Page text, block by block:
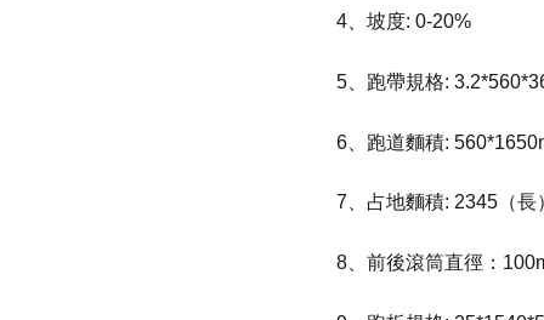
4、坡度: 0-20%
5、跑帶規格:
6、跑道麵積:
7、占地麵積: 2345（
8、前後滾筒直徑：